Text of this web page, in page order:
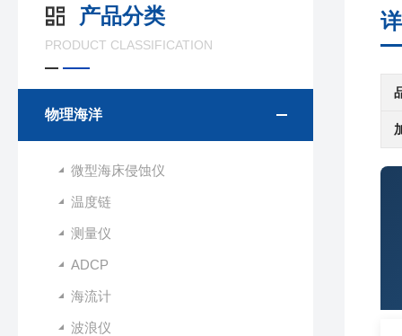
产品分类
PRODUCT CLASSIFICATION
物理海洋
微型海床侵蚀仪
温度链
测量仪
ADCP
海流计
波浪仪